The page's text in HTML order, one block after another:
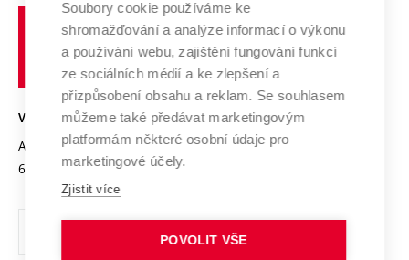
Výzkumné infrastruktury
Transfer znalostí
Open Science
Projekty
Projekty ze strukturálních fondů
Specifický výzkum
Spolupráce se školami
Mezinárodní dohody
Univerzitní sítě
Udržitelná univerzita
Podnikavá univerzita / ContriBUTe
Bezpečná univerzita
Vyznamenání
Organizační struktura
Ochrana osobních údajů
učení
technické
Brně
VYSOKÉ UČENÍ TECHNICKÉ V BRNĚ
Antonínská 548/1
602 00 Brno
www.vut.cz
vut@vutbr.cz
Soubory cookie používáme ke
shromažďování a analýze informací o výkonu
a používání webu, zajištění fungování funkcí
ze sociálních médií a ke zlepšení a
přizpůsobení obsahu a reklam. Se souhlasem
můžeme také předávat marketingovým
platformám některé osobní údaje pro
marketingové účely.
Zjistit více
POVOLIT VŠE